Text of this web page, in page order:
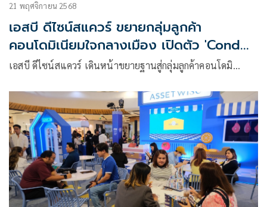
21 พฤศจิกายน 2568
เอสบี ดีไซน์สแควร์ ขยายกลุ่มลูกค้า
คอนโดมิเนียมใจกลางเมือง เปิดตัว 'Condo
Solutions Pop Up Store' สาขา บีทีเอส
เอสบี ดีไซน์สแควร์ เดินหน้าขยายฐานสู่กลุ่มลูกค้าคอนโดมิ…